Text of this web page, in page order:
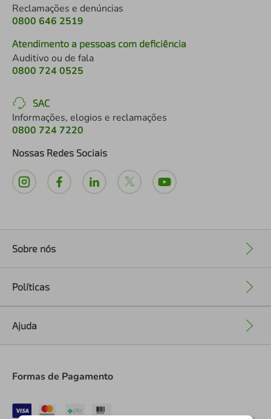
Reclamações e denúncias
0800 646 2519
Atendimento a pessoas com deficiência
Auditivo ou de fala
0800 724 0525
SAC
Informações, elogios e reclamações
0800 724 7220
Nossas Redes Sociais
Sobre nós
Políticas
Ajuda
Formas de Pagamento